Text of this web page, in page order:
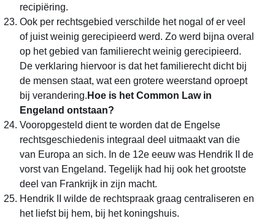
recipiëring.
Ook per rechtsgebied verschilde het nogal of er veel
of juist weinig gerecipieerd werd. Zo werd bijna overal
op het gebied van familierecht weinig gerecipieerd.
De verklaring hiervoor is dat het familierecht dicht bij
de mensen staat, wat een grotere weerstand oproept
bij verandering. Hoe is het Common Law in
Engeland ontstaan?
Vooropgesteld dient te worden dat de Engelse
rechtsgeschiedenis integraal deel uitmaakt van die
van Europa an sich. In de 12e eeuw was Hendrik II de
vorst van Engeland. Tegelijk had hij ook het grootste
deel van Frankrijk in zijn macht.
Hendrik II wilde de rechtspraak graag centraliseren en
het liefst bij hem, bij het koningshuis.